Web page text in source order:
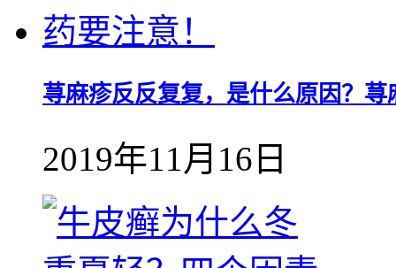
荨麻疹反反复复，是什么原因？
2019年11月16日